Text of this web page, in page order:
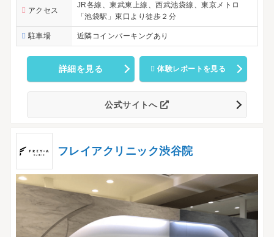
アクセス
JR各線、東武東上線、西武池袋線、東京メトロ
「池袋駅」東口より徒歩２分
駐車場 近隣コインパーキングあり
詳細を見る 体験レポートを見る
公式サイトへ
フレイアクリニック渋谷院